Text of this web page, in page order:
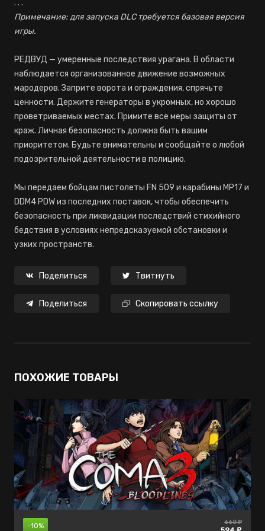
. . .
Примечание: для запуска DLC требуется базовая версия
игры.
РЕДВУД — умеренные последствия урагана. В области
наблюдается организованное движение возможных
мародеров. Заприте ворота и ограждения, спрячьте
ценности. Держите генераторы в укромных, но хорошо
проветриваемых местах. Примите все меры защиты от
краж. Личная безопасность должна быть вашим
приоритетом. Будьте внимательны и сообщайте о любой
подозрительной деятельности в полицию.
Мы передаем бойцам пистолеты FN 509 и карабины MP17 и
DDM4 PDW из последних поставок, чтобы обеспечить
безопасность при ликвидации последствий стихийного
бедствия в условиях непредсказуемой обстановки и
узких пространств.
Поделиться Твитнуть
Поделиться Скопировать ссылку
ПОХОЖИЕ ТОВАРЫ
-10% 660 ₽
-67% 465 ₽
-40% 499 ₽